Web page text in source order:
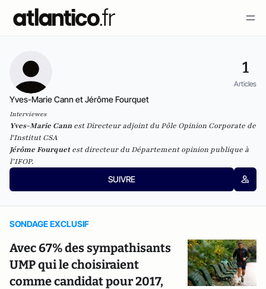
1
Articles
Yves-Marie Cann et Jérôme Fourquet
Interviewes
Yves-Marie Cann est Directeur adjoint du Pôle Opinion Corporate de
l'Institut CSA
Jérôme Fourquetest directeur du Département opinion publique à
l’IFOP.
SUIVRE
SONDAGE EXCLUSIF
Avec 67% des sympathisants
UMP qui le choisiraient
comme candidat pour 2017,